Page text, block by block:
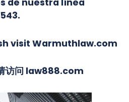
de nuestra línea
visit Warmuthlaw.com
访问 law888.com